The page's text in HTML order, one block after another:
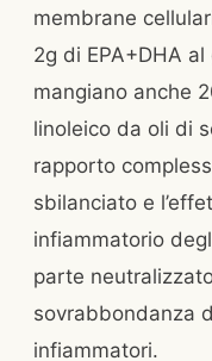
membrane
2g di EPA+DHA
mangiano anche
linoleico da oli di
rapporto
sbilanciato e
infiammatorio
parte
sovrabbondanza
infiammatori.